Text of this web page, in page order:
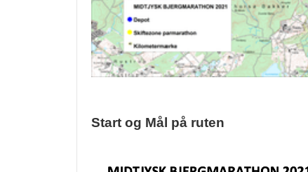
Start og Mål på ruten